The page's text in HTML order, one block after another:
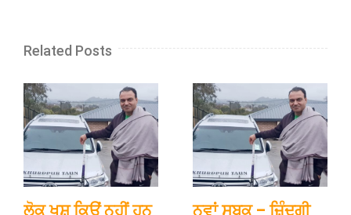
Related Posts
ਲੋਕ ਖੁਸ਼ ਕਿਉਂ ਨਹੀਂ ਹਨ
ਨਵਾਂ ਸਬਕ – ਜ਼ਿੰਦਗੀ